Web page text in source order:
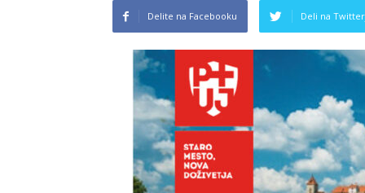
Delite na Facebooku Deli na